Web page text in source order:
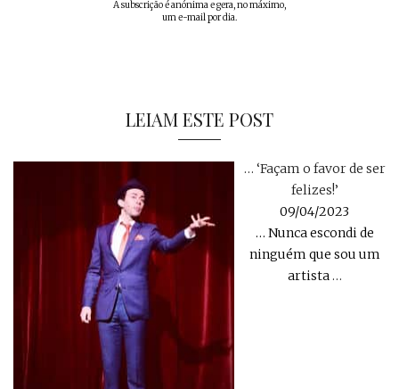
A subscrição é anónima e gera, no máximo,
um e-mail por dia.
LEIAM ESTE POST
… ‘Façam o favor de ser
felizes!’
09/04/2023
… Nunca escondi de
ninguém que sou um
artista…